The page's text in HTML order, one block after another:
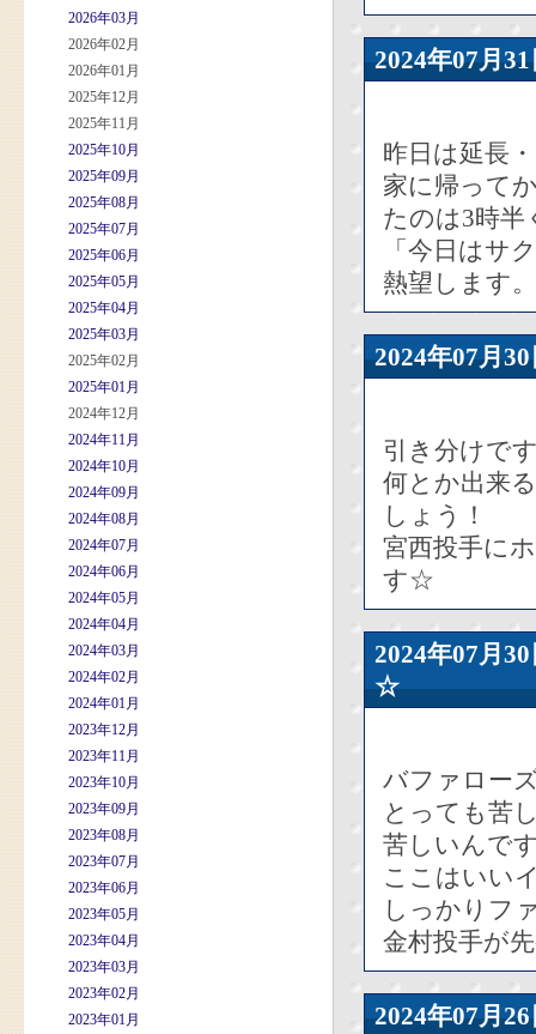
2026年03月
2026年02月
2026年01月
2025年12月
2025年11月
2025年10月
2025年09月
2025年08月
2025年07月
2025年06月
2025年05月
2025年04月
2025年03月
2025年02月
2025年01月
2024年12月
2024年11月
2024年10月
2024年09月
2024年08月
2024年07月
2024年06月
2024年05月
2024年04月
2024年03月
2024年02月
2024年01月
2023年12月
2023年11月
2023年10月
2023年09月
2023年08月
2023年07月
2023年06月
2023年05月
2023年04月
2023年03月
2023年02月
2023年01月
2024年07
昨日は延長
家に帰って
たのは3時
「今日はサ
熱望します。
2024年07
引き分けで
何とか出来
しょう！
宮西投手に
す☆
2024年07
☆
バファロー
とっても苦
苦しいんで
ここはいい
しっかりフ
金村投手が
2024年07